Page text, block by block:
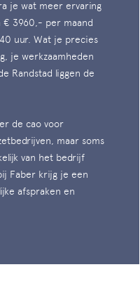
je wat meer ervaring
€ 3960,- per maand
uur. Wat je precies
je werkzaamheden
Randstad liggen de
de cao voor
maar soms
van het bedrijf
Faber krijg je een
afspraken en